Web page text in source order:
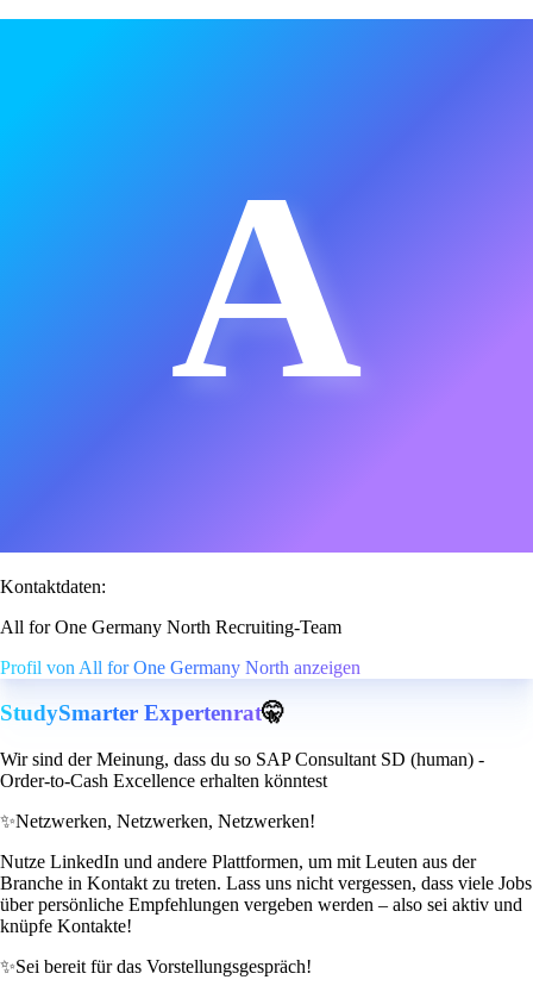
A
Kontaktdaten:
All for One Germany North Recruiting-Team
Profil von All for One Germany North anzeigen
StudySmarter Expertenrat🤫
Wir sind der Meinung, dass du so SAP Consultant SD (human) -
Order-to-Cash Excellence erhalten könntest
✨Netzwerken, Netzwerken, Netzwerken!
Nutze LinkedIn und andere Plattformen, um mit Leuten aus der
Branche in Kontakt zu treten. Lass uns nicht vergessen, dass viele Jobs
über persönliche Empfehlungen vergeben werden – also sei aktiv und
knüpfe Kontakte!
✨Sei bereit für das Vorstellungsgespräch!